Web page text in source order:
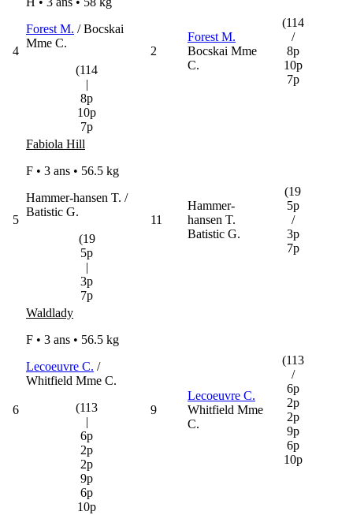
4
Forest M. / Bocskai
Mme C.
(114
|
8p
10p
7p
2
Forest M.
Bocskai Mme
C.
(114
/
8p
10p
7p
5
Fabiola Hill
F • 3 ans • 56.5 kg
Hammer-hansen T. /
Batistic G.
(19
5p
|
3p
7p
11
Hammer-
hansen T.
Batistic G.
(19
5p
/
3p
7p
6
Waldlady
F • 3 ans • 56.5 kg
Lecoeuvre C. /
Whitfield Mme C.
(113
|
6p
2p
2p
9p
6p
10p
9
Lecoeuvre C.
Whitfield Mme
C.
(113
/
6p
2p
2p
9p
6p
10p